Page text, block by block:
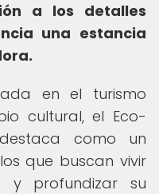
a los detalles
una estancia
en el turismo
cultural, el Eco-
como un
que buscan vivir
y profundizar su